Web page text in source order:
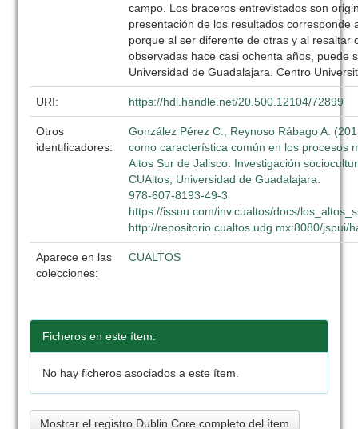
campo. Los braceros entrevistados son
presentación de los resultados corresponde
porque al ser diferente de otras y al resaltar
observadas hace casi ochenta años, puede
Universidad de Guadalajara. Centro
URI: https://hdl.handle.net/20.500.12104/72899
Otros
identificadores:
González Pérez C., Reynoso Rábago A.
como característica común en los procesos
Altos Sur de Jalisco. Investigación
CUAltos, Universidad de Guadalajara.
978-607-8193-49-3
https://issuu.com/inv.cualtos/docs/
http://repositorio.cualtos.udg.mx:8080/jspui/
Aparece en las
colecciones:
CUALTOS
Ficheros en este ítem:
No hay ficheros asociados a este ítem.
Mostrar el registro Dublin Core completo del ítem